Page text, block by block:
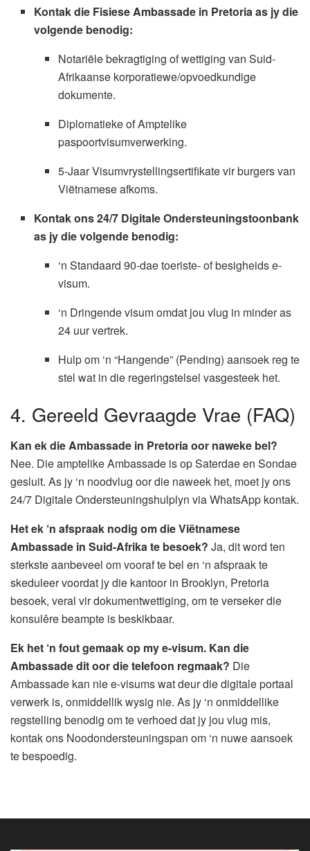
Kontak die Fisiese Ambassade in Pretoria as jy die
volgende benodig:
Notariële bekragtiging of wettiging van Suid-
Afrikaanse korporatiewe/opvoedkundige
dokumente.
Diplomatieke of Amptelike
paspoortvisumverwerking.
5-Jaar Visumvrystellingsertifikate vir burgers van
Viëtnamese afkoms.
Kontak ons 24/7 Digitale Ondersteuningstoonbank
as jy die volgende benodig:
‘n Standaard 90-dae toeriste- of besigheids e-
visum.
‘n Dringende visum omdat jou vlug in minder as
24 uur vertrek.
Hulp om ‘n “Hangende” (Pending) aansoek reg te
stel wat in die regeringstelsel vasgesteek het.
4. Gereeld Gevraagde Vrae (FAQ)
Kan ek die Ambassade in Pretoria oor naweke bel?
Nee. Die amptelike Ambassade is op Saterdae en Sondae
gesluit. As jy ‘n noodvlug oor die naweek het, moet jy ons
24/7 Digitale Ondersteuningshulplyn via WhatsApp kontak.
Het ek ‘n afspraak nodig om die Viëtnamese
Ambassade in Suid-Afrika te besoek? Ja, dit word ten
sterkste aanbeveel om vooraf te bel en ‘n afspraak te
skeduleer voordat jy die kantoor in Brooklyn, Pretoria
besoek, veral vir dokumentwettiging, om te verseker die
konsulêre beampte is beskikbaar.
Ek het ‘n fout gemaak op my e-visum. Kan die
Ambassade dit oor die telefoon regmaak? Die
Ambassade kan nie e-visums wat deur die digitale portaal
verwerk is, onmiddellik wysig nie. As jy ‘n onmiddellike
regstelling benodig om te verhoed dat jy jou vlug mis,
kontak ons Noodondersteuningspan om ‘n nuwe aansoek
te bespoedig.